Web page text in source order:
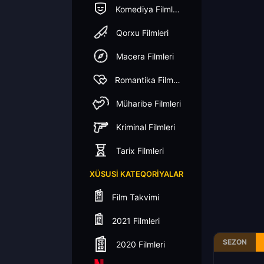
Komediya Filmleri
Qorxu Filmleri
Macera Filmleri
Romantika Filmleri
Müharibə Filmleri
Kriminal Filmleri
Tarix Filmleri
XÜSUSI KATEQORIYALAR
Film Takvimi
2021 Filmleri
2020 Filmleri SEZON